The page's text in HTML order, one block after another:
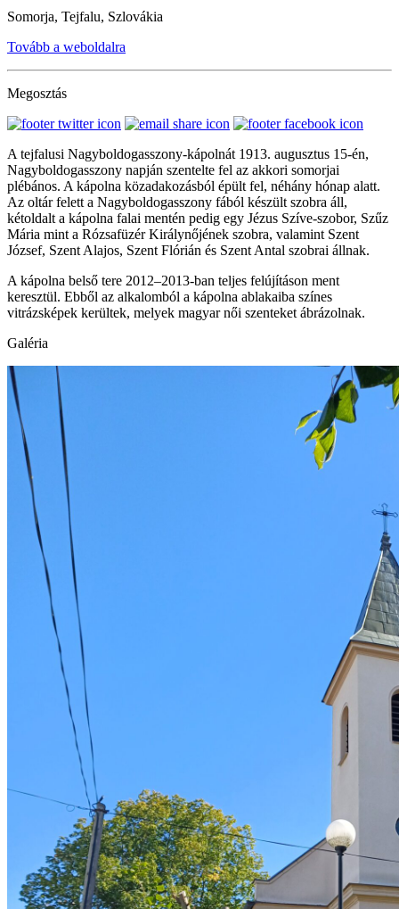
Somorja, Tejfalu, Szlovákia
Tovább a weboldalra
Megosztás
A tejfalusi Nagyboldogasszony-kápolnát 1913. augusztus 15-én,
Nagyboldogasszony napján szentelte fel az akkori somorjai
plébános. A kápolna közadakozásból épült fel, néhány hónap alatt.
Az oltár felett a Nagyboldogasszony fából készült szobra áll,
kétoldalt a kápolna falai mentén pedig egy Jézus Szíve-szobor, Szűz
Mária mint a Rózsafüzér Királynőjének szobra, valamint Szent
József, Szent Alajos, Szent Flórián és Szent Antal szobrai állnak.
A kápolna belső tere 2012–2013-ban teljes felújításon ment
keresztül. Ebből az alkalomból a kápolna ablakaiba színes
vitrázsképek kerültek, melyek magyar női szenteket ábrázolnak.
Galéria